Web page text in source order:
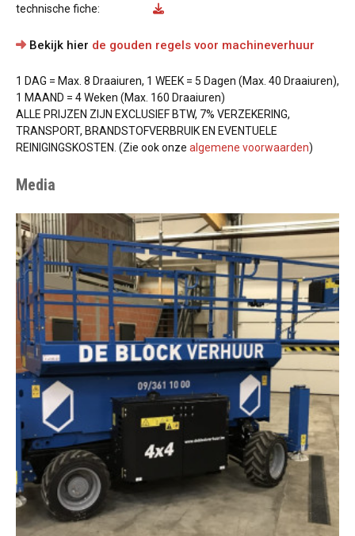
technische fiche:
Bekijk hier de gouden regels voor machineverhuur
1 DAG = Max. 8 Draaiuren, 1 WEEK = 5 Dagen (Max. 40 Draaiuren),
1 MAAND = 4 Weken (Max. 160 Draaiuren)
ALLE PRIJZEN ZIJN EXCLUSIEF BTW, 7% VERZEKERING,
TRANSPORT, BRANDSTOFVERBRUIK EN EVENTUELE
REINIGINGSKOSTEN. (Zie ook onze algemene voorwaarden)
Media